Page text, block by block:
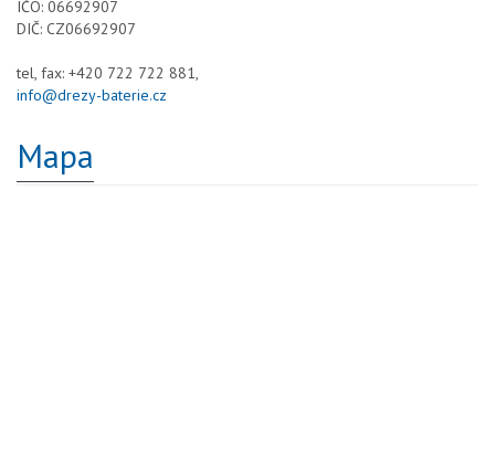
IČO: 06692907
DIČ: CZ06692907
tel, fax: +420 722 722 881,
info@drezy-baterie.cz
Mapa